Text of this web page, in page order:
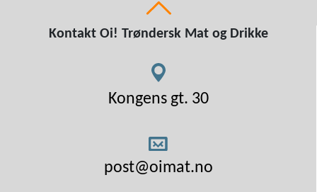
Kontakt Oi! Trøndersk Mat og Drikke
Kongens gt. 30
post@oimat.no